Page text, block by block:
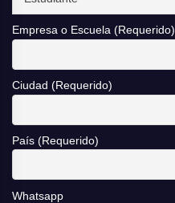
Empresa o Escuela (Requerido)
Ciudad (Requerido)
País (Requerido)
Whatsapp